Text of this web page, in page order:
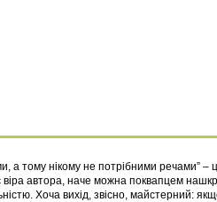
а тому нікому не потрібними речами” –
віра автора, наче можна поквапцем
Хоча вихід, звісно, майстерний: